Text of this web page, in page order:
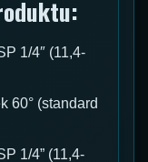
1/4″ (11,4-
60° (standard
1/4” (11,4-